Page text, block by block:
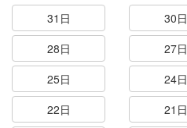
31日 30日
28日
27日
25日
24日
22日
21日